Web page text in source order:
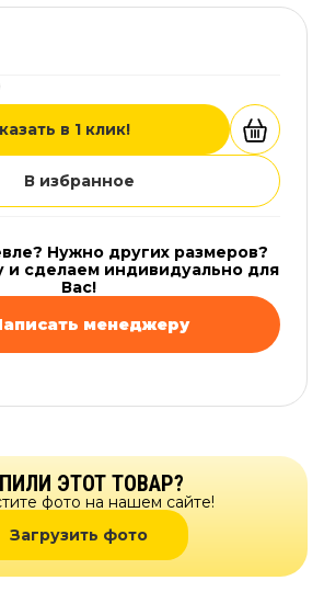
в 1 клик!
В избранное
Нужно других размеров?
и сделаем индивидуально для
Вас!
менеджеру
ЭТОТ ТОВАР?
фото на нашем сайте!
Загрузить фото